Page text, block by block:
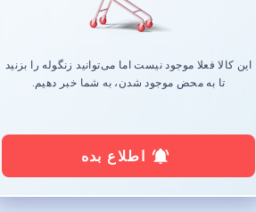
این کالا فعلا موجود نیست اما می‌توانید زنگوله را بزنید
تا به محض موجود شدن، به شما خبر دهیم.
اطلاع بده